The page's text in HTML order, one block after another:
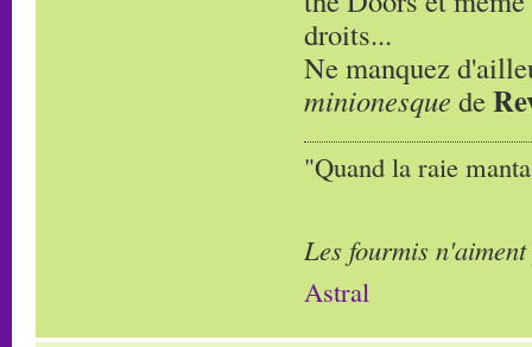
droits...
Ne manquez
minionesque de
"Quand la raie
Les fourmis
Astral